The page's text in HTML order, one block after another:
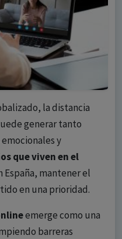
la distancia
generar tanto
y
que viven en el
España, mantener el
en una prioridad.
emerge como una
barreras